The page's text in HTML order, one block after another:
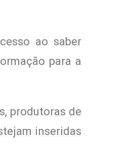
ao saber
para a
produtoras de
inseridas